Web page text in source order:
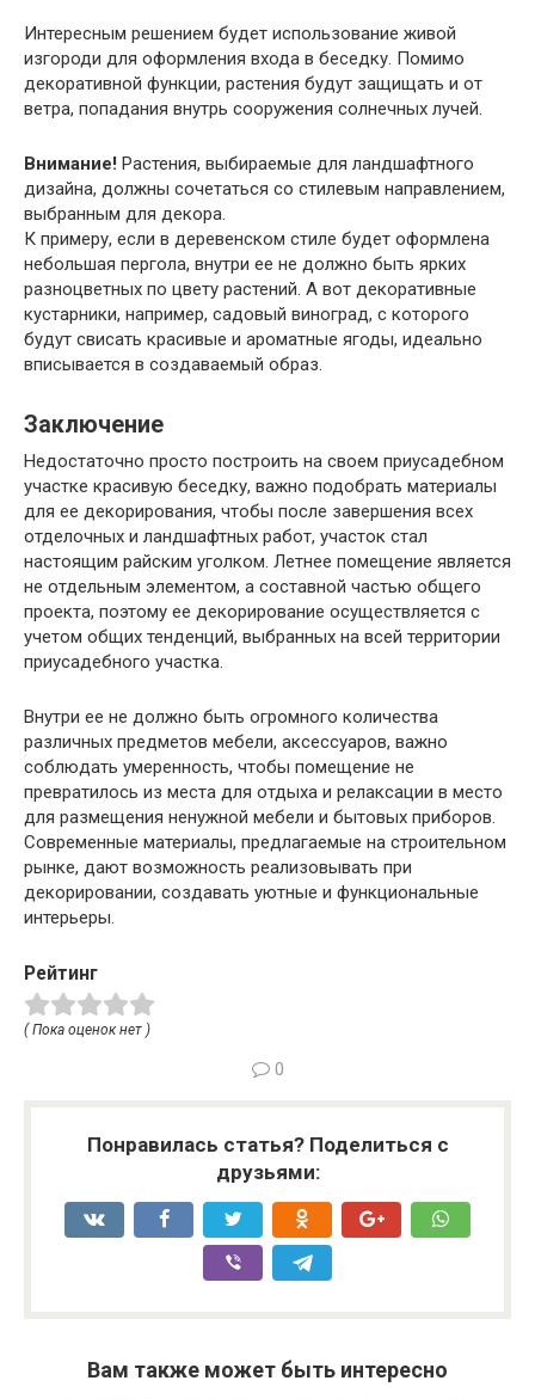
Интересным решением будет использование живой
изгороди для оформления входа в беседку. Помимо
декоративной функции, растения будут защищать и от
ветра, попадания внутрь сооружения солнечных лучей.
Внимание! Растения, выбираемые для ландшафтного
дизайна, должны сочетаться со стилевым направлением,
выбранным для декора.
К примеру, если в деревенском стиле будет оформлена
небольшая пергола, внутри ее не должно быть ярких
разноцветных по цвету растений. А вот декоративные
кустарники, например, садовый виноград, с которого
будут свисать красивые и ароматные ягоды, идеально
вписывается в создаваемый образ.
Заключение
Недостаточно просто построить на своем приусадебном
участке красивую беседку, важно подобрать материалы
для ее декорирования, чтобы после завершения всех
отделочных и ландшафтных работ, участок стал
настоящим райским уголком. Летнее помещение является
не отдельным элементом, а составной частью общего
проекта, поэтому ее декорирование осуществляется с
учетом общих тенденций, выбранных на всей территории
приусадебного участка.
Внутри ее не должно быть огромного количества
различных предметов мебели, аксессуаров, важно
соблюдать умеренность, чтобы помещение не
превратилось из места для отдыха и релаксации в место
для размещения ненужной мебели и бытовых приборов.
Современные материалы, предлагаемые на строительном
рынке, дают возможность реализовывать при
декорировании, создавать уютные и функциональные
интерьеры.
Рейтинг
( Пока оценок нет )
0
Понравилась статья? Поделиться с
друзьями:
Вам также может быть интересно